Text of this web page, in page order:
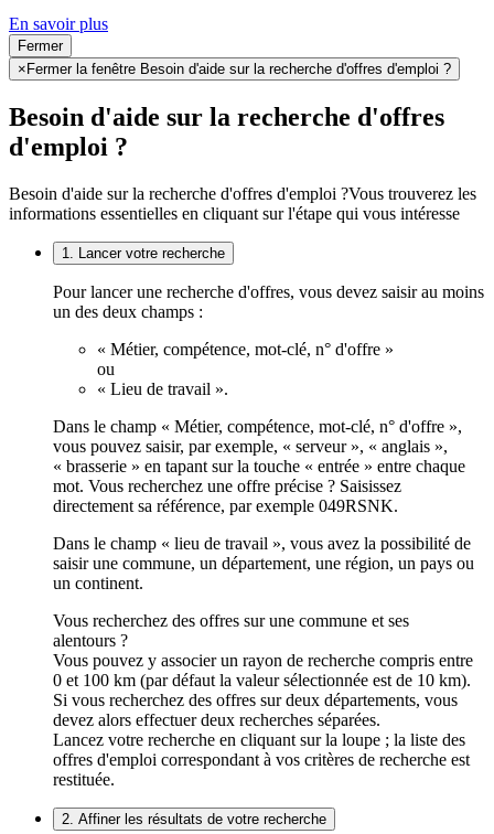
En savoir plus
Fermer
× Fermer la fenêtre Besoin d'aide sur la recherche d'offres d'emploi ?
Besoin d'aide sur la recherche d'offres
d'emploi ?
Besoin d'aide sur la recherche d'offres d'emploi ?Vous trouverez les
informations essentielles en cliquant sur l'étape qui vous intéresse
1. Lancer votre recherche
Pour lancer une recherche d'offres, vous devez saisir au moins
un des deux champs :
« Métier, compétence, mot-clé, n° d'offre »
ou
« Lieu de travail ».
Dans le champ « Métier, compétence, mot-clé, n° d'offre »,
vous pouvez saisir, par exemple, « serveur », « anglais »,
« brasserie » en tapant sur la touche « entrée » entre chaque
mot. Vous recherchez une offre précise ? Saisissez
directement sa référence, par exemple 049RSNK.
Dans le champ « lieu de travail », vous avez la possibilité de
saisir une commune, un département, une région, un pays ou
un continent.
Vous recherchez des offres sur une commune et ses
alentours ?
Vous pouvez y associer un rayon de recherche compris entre
0 et 100 km (par défaut la valeur sélectionnée est de 10 km).
Si vous recherchez des offres sur deux départements, vous
devez alors effectuer deux recherches séparées.
Lancez votre recherche en cliquant sur la loupe ; la liste des
offres d'emploi correspondant à vos critères de recherche est
restituée.
2. Affiner les résultats de votre recherche